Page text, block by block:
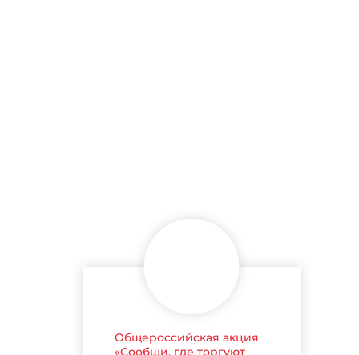
Общероссийская акция
«Сообщи, где торгуют